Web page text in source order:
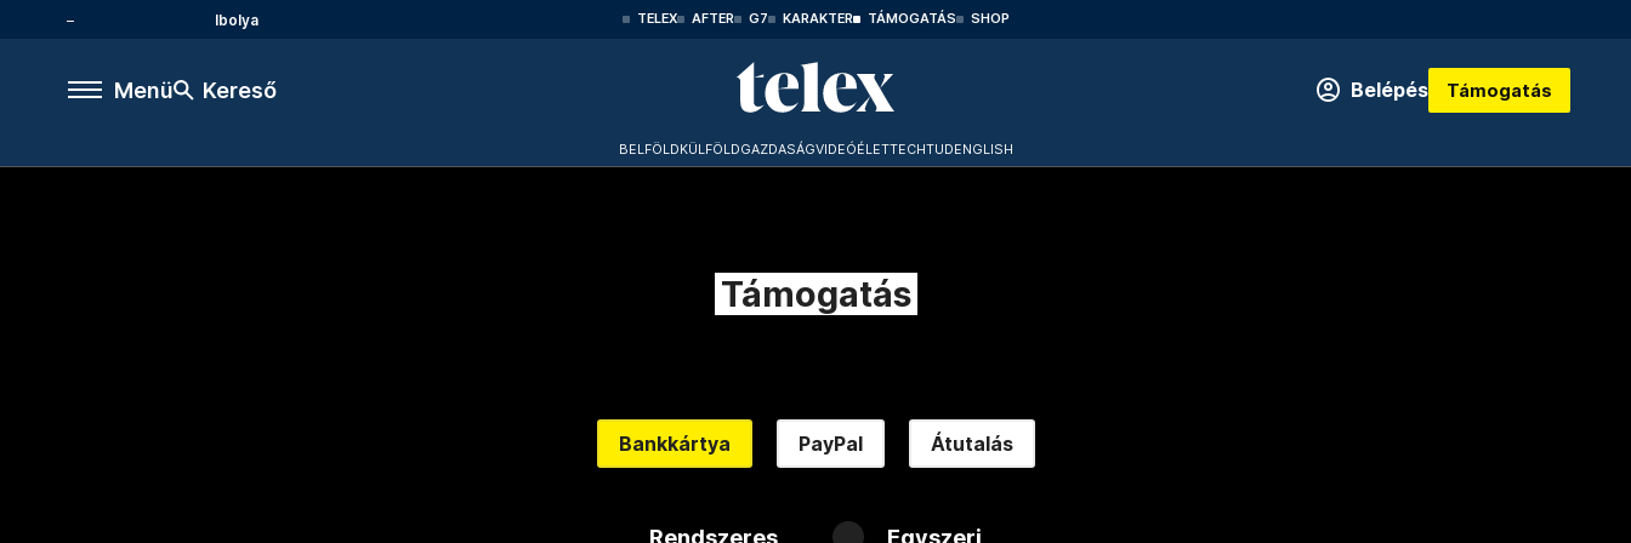
Ibolya TELEX AFTER G7 KARAKTER TÁMOGATÁS SHOP
Menü Kereső Belépés Támogatás
BELFÖLDKÜLFÖLDGAZDASÁGVIDEÓÉLETTECHTUDENGLISH
Támogatás
Bankkártya PayPal Átutalás
Rendszeres Egyszeri